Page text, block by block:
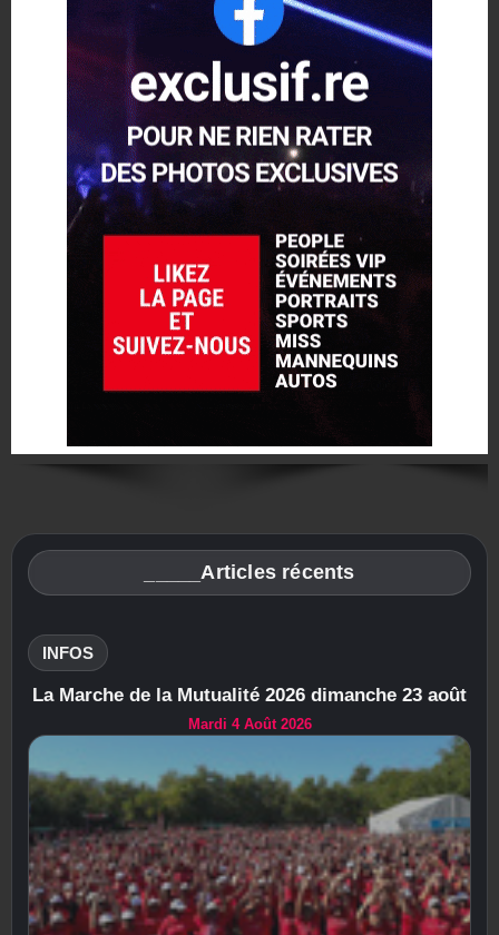
_____Articles récents
INFOS
La Marche de la Mutualité 2026 dimanche 23 août
Mardi 4 Août 2026